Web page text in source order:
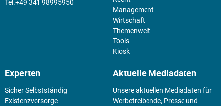
+49 341 98995950
Management
Wirtschaft
Themenwelt
Tools
Kiosk
Experten
Sicher Selbstständig
Existenz­vorsorge
Aktuelle Mediadaten
Unsere aktuellen Mediadaten für
Werbetreibende, Presse und